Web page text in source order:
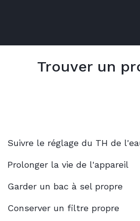
Trouver un
Suivre le réglage du TH de
Prolonger la vie de l'appareil
Garder un bac à sel propre
Conserver un filtre propre